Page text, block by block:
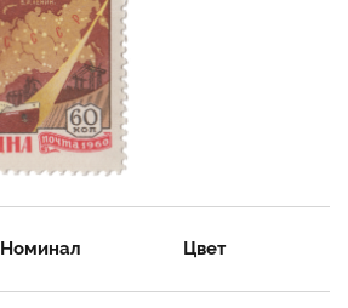
Номинал Цвет